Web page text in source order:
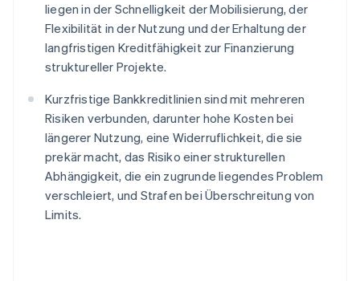
liegen in der Schnelligkeit der Mobilisierung, der
Flexibilität in der Nutzung und der Erhaltung der
langfristigen Kreditfähigkeit zur Finanzierung
struktureller Projekte.
Kurzfristige Bankkreditlinien sind mit mehreren
Risiken verbunden, darunter hohe Kosten bei
längerer Nutzung, eine Widerruflichkeit, die sie
prekär macht, das Risiko einer strukturellen
Abhängigkeit, die ein zugrunde liegendes Problem
verschleiert, und Strafen bei Überschreitung von
Limits.